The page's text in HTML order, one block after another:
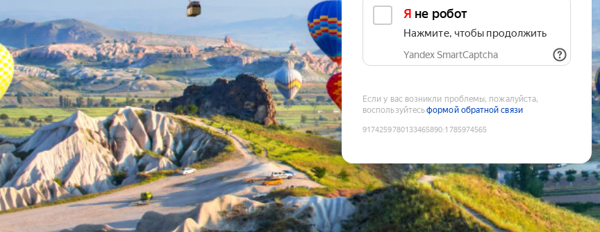
Я не робот
Нажмите, чтобы продолжить
Yandex SmartCaptcha
Если у вас возникли проблемы, пожалуйста,
воспользуйтесьформой обратной связи
9174259780133465890:1785974565